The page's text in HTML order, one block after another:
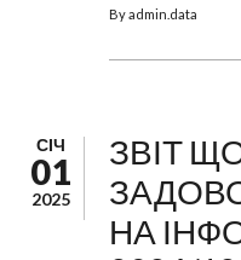
Byadmin.data
СІЧ
01
2025
ЗВІТ
НА